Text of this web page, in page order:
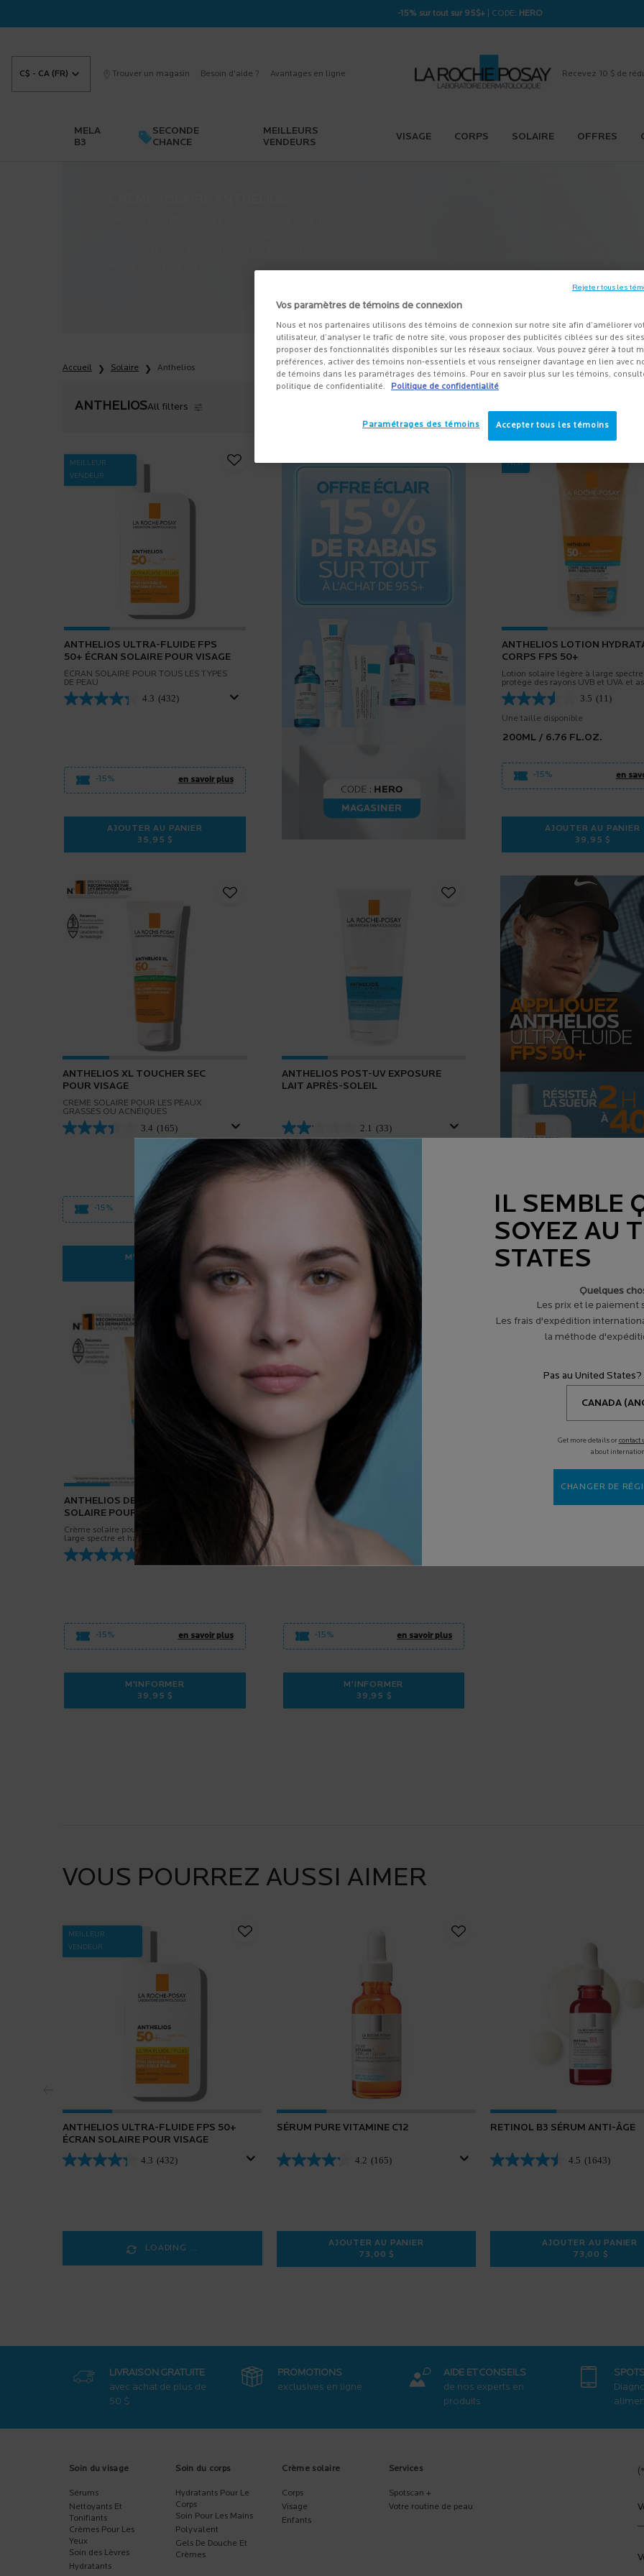
-15% sur tout sur 95$+ | CODE: HERO
C$ - CA (FR) Trouver un magasin Besoin d'aide ? Avantages en ligne Recevez 10 $ de
MELA
B3
SECONDE
CHANCE
MEILLEURS
VENDEURS
VISAGE CORPS SOLAIRE OFFRES
Accueil Solaire Anthelios
ANTHELIOSAll filters
All Filters menu
MEILLEUR
VENDEUR
ANTHELIOS ULTRA-FLUIDE FPS
50+ ÉCRAN SOLAIRE POUR VISAGE
ÉCRAN SOLAIRE POUR TOUS LES TYPES
DE PEAU
4.3 (432)
-15% en savoir plus
AJOUTER AU PANIER
35,95 $
NEW
ANTHELIOS LOTION
CORPS FPS 50+
Lotion solaire légère à large
protège des rayons UVB et UVA et
une hydratation pendant 24 heures
les peaux les plus sensibles.
3.5 (11)
Une taille disponible
200ML / 6.76 FL.OZ.
-15% en
AJOUTER AU PANIER
39,95 $
ANTHELIOS XL TOUCHER SEC
POUR VISAGE
CRÈME SOLAIRE POUR LES PEAUX
GRASSES OU ACNÉIQUES
3.4 (165)
-15%
M'INFORMER
WHEN THE ANTHELIOS XL TOUCHER SEC POUR VISAGE IS AVAILABLE
ANTHELIOS POST-UV EXPOSURE
LAIT APRÈS-SOLEIL
2.1 (33)
200ML / 6.76 FL.OZ.
en savoir plus
AJOUTER AU PANIER
ANTHELIOS DERMO-KIDS LOTION
SOLAIRE POUR ENFANTS SPF50+
ECO-TUBE
Crème solaire pour le visage et le corps à
large spectre et haute protection contre
les UVA et les UVB, testée sous contrôle
pédiatrique
-15% en savoir plus
M'INFORMER
39,95 $
ANTHELIOS MINERAL LOTION
ULTRA-FLUIDE FPS 50 POUR
Haute protection solaire UVA et UVB à
large spectre formulé avec un filtre à 100
% d’origine minérale. Fini non collant.
Résistant à l'eau pendant 80 minutes.
-15% en savoir plus
M'INFORMER
39,95 $
VOUS POURREZ AUSSI AIMER
MEILLEUR
VENDEUR
ANTHELIOS ULTRA-FLUIDE FPS 50+
ÉCRAN SOLAIRE POUR VISAGE
4.3 (432)
LOADING ...
SÉRUM PURE VITAMINE C12
4.2 (165)
AJOUTER AU PANIER
73,00 $
RETINOL B3 SÉRUM ANTI-ÂGE
4.5 (1643)
AJOUTER AU PANIER
73,00 $
LIVRAISON GRATUITE
avec achat de plus de
50 $
PROMOTIONS
exclusives en ligne
AIDE ET CONSEILS
de nos experts en
produits
Soin du visage
Sérums
Nettoyants Et
Tonifiants
Crèmes Pour Les
Yeux
Soin des Lèvres
Hydratants
Soin du corps
Hydratants Pour Le
Corps
Soin Pour Les Mains
Polyvalent
Gels De Douche Et
Crèmes
Crème solaire
Corps
Visage
Enfants
Services
Spotscan +
Votre routine de peau
Vos paramètres de témoins de connexion
Nous et nos partenaires utilisons des témoins de connexion sur notre site afin d’améliorer
utilisateur, d’analyser le trafic de notre site, vous proposer des publicités ciblées sur des
proposer des fonctionnalités disponibles sur les réseaux sociaux. Vous pouvez gérer à tout
préférences, activer des témoins non-essentiels et vous renseigner davantage en lien avec
de témoins dans les paramétrages des témoins. Pour en savoir plus sur les témoins,
politique de confidentialité.
Politique de confidentialité
Accepter tous les témoins
Paramétrages des témoins
Rejeter tous les
IL SEMBLE
SOYEZ AU
STATES
Quelques
Les prix et le paiement
Les frais d'expédition
la méthode
Pas au United
Get more details orcontact
about
CHANGER DE